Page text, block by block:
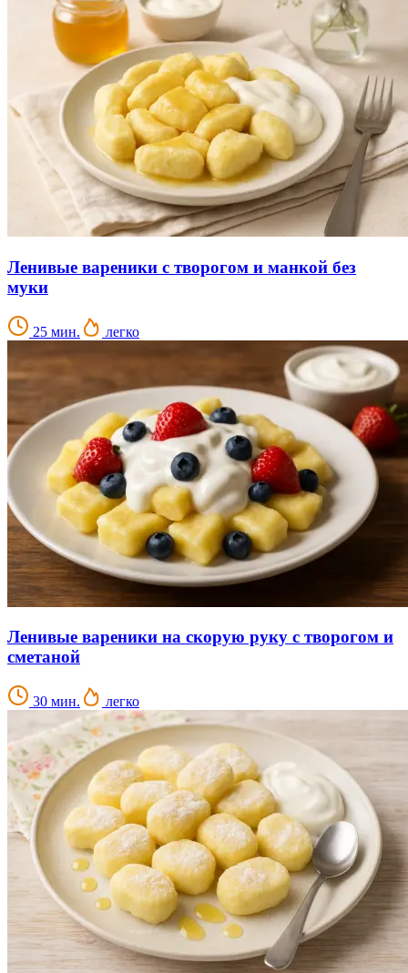
Ленивые вареники с творогом и манкой без
муки
25 мин. легко
Ленивые вареники на скорую руку с творогом и
сметаной
30 мин. легко